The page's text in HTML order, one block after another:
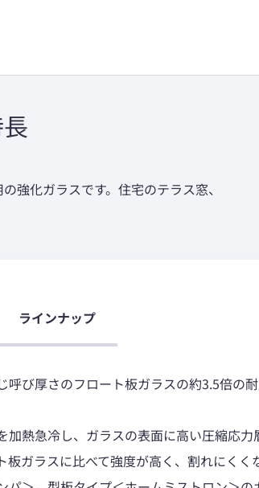
強化ガラスです。住宅のテラス窓、
ラインナップ
呼び厚さのフロート板ガラスの約3.5倍の
加熱急冷し、ガラスの表面に高い圧縮応力
ガラスに比べて強度が高く、割れにくく